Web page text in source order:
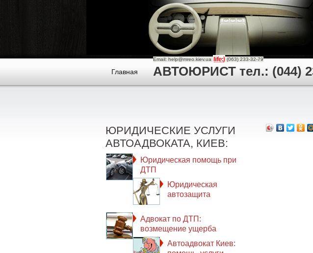
Главная
Email: help@mreo.kiev.ua (063) 233-32-79
АВТОЮРИСТ тел.: (044)
ЮРИДИЧЕСКИЕ УСЛУГИ
АВТОАДВОКАТА, КИЕВ:
Юридическая помощь при
ДТП
Юридическая
автозащита
Адвокат по ДТП:
возмещение ущерба
Автоадвокат Киев: